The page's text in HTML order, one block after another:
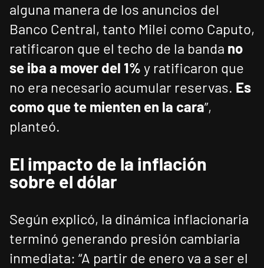
alguna manera de los anuncios del
Banco Central, tanto Milei como Caputo,
ratificaron que el techo de la banda no
se iba a mover del 1% y ratificaron que
no era necesario acumular reservas. Es
como que te mienten en la cara”,
planteó.
El impacto de la inflación
sobre el dólar
Según explicó, la dinámica inflacionaria
terminó generando presión cambiaria
inmediata: “A partir de enero va a ser el